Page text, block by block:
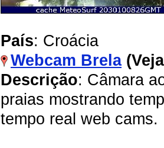
País: Croácia
Webcam Brela
Descrição: Câmara
praias mostrando
tempo real web cams.